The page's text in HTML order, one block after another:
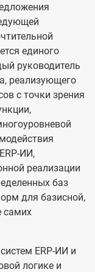
единого
руководитель
реализующего
с точки зрения
ИИ,
реализации
баз
для базисной,
самих
ERP-ИИ и
логике и